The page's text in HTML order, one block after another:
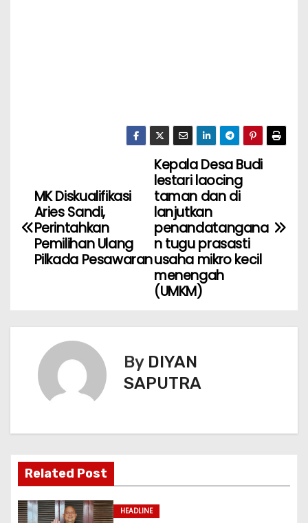
Kepala Desa Budi
lestari laocing
taman dan di
lanjutkan
penandatangana
n tugu prasasti
usaha mikro kecil
menengah
(UMKM)
MK Diskualifikasi
Aries Sandi,
Perintahkan
Pemilihan Ulang
Pilkada Pesawaran
By DIYAN
SAPUTRA
Related Post
HEADLINE